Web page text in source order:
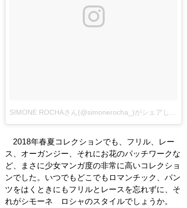
2018年春夏コレクションでも、フリル、レー
ス、オーガンジー、それにお花のパッチワークな
ど、まさに少女マンガ度の非常に高いコレクショ
ンでした。いつでもどこでもロマンチック、パン
ツをはくときにもフリルとレースを忘れずに、そ
れがシモーネ ロシャのスタイルでしょうか。